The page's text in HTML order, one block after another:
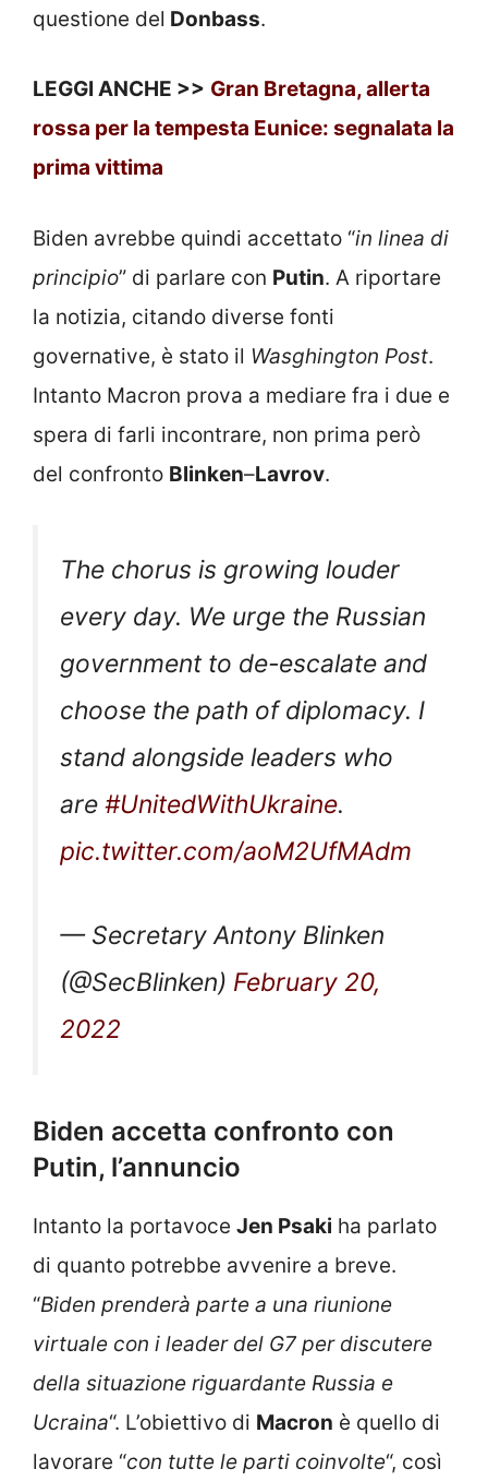
questione del Donbass.
LEGGI ANCHE >> Gran Bretagna, allerta
rossa per la tempesta Eunice: segnalata la
prima vittima
Biden avrebbe quindi accettato “in linea di
principio” di parlare con Putin. A riportare
la notizia, citando diverse fonti
governative, è stato il Wasghington Post.
Intanto Macron prova a mediare fra i due e
spera di farli incontrare, non prima però
del confronto Blinken–Lavrov.
The chorus is growing louder
every day. We urge the Russian
government to de-escalate and
choose the path of diplomacy. I
stand alongside leaders who
are #UnitedWithUkraine.
pic.twitter.com/aoM2UfMAdm
— Secretary Antony Blinken
(@SecBlinken) February 20,
2022
Biden accetta confronto con
Putin, l’annuncio
Intanto la portavoce Jen Psaki ha parlato
di quanto potrebbe avvenire a breve.
“Biden prenderà parte a una riunione
virtuale con i leader del G7 per discutere
della situazione riguardante Russia e
Ucraina“. L’obiettivo di Macron è quello di
lavorare “con tutte le parti coinvolte“, così